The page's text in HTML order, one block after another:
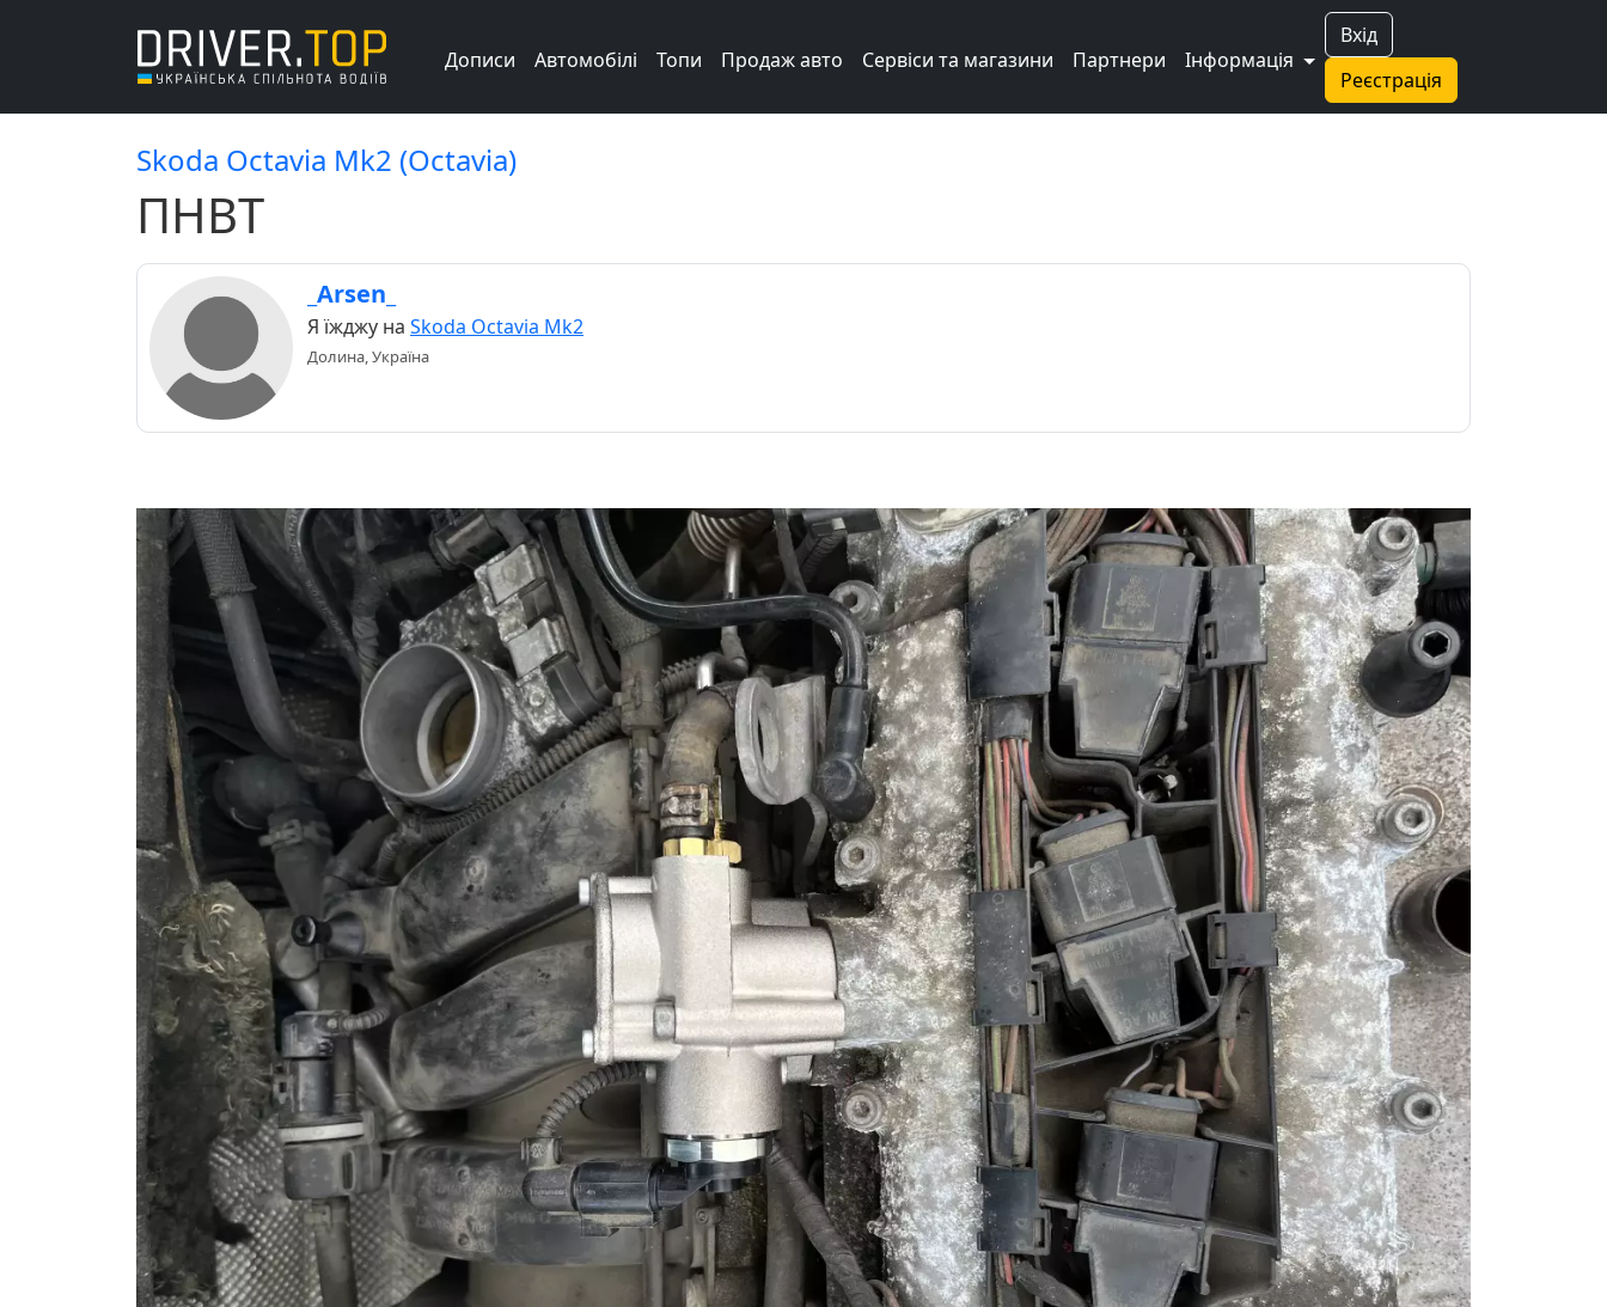
Вхід
Реєстрація
Дописи Автомобілі Топи Продаж авто Сервіси та магазини Партнери Інформація
Skoda Octavia Mk2 (Octavia)
ПНВТ
_Arsen_
Я їжджу на Skoda Octavia Mk2
Долина, Україна